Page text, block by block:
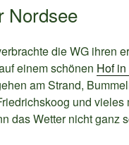
Nordsee
die WG ihren
einem schönen Hof
am Strand,
und vieles
das Wetter nicht ganz